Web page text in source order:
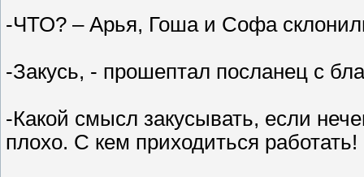
-ЧТО? – Арья, Гоша и Софа
-Закусь, - прошептал посланец с
-Какой смысл закусывать, если
плохо. С кем приходиться работать!